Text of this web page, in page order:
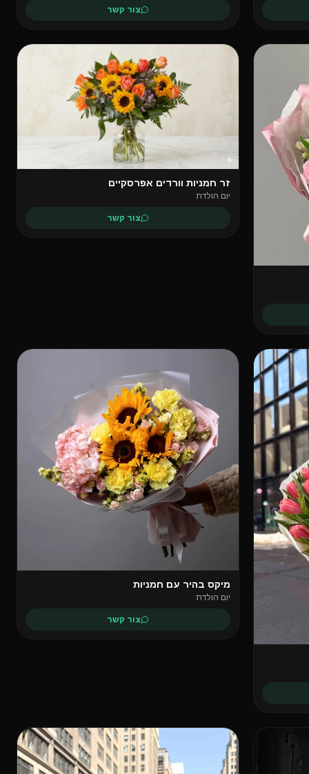
צור קשר
זר חמניות וורדים אפרסקיים
יום הולדת
צור קשר
מיקס בהיר עם חמניות
יום הולדת
צור קשר